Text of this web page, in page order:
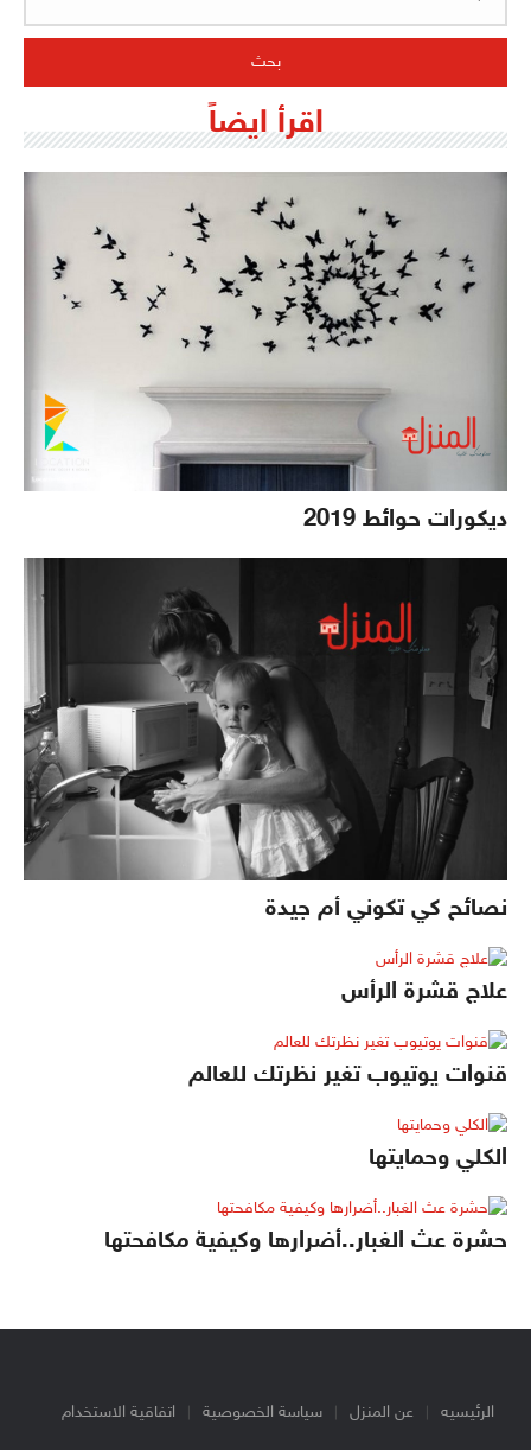
اقرأ ايضاً
ديكورات حوائط 2019
نصائح كي تكوني أم جيدة
علاج قشرة الرأس
قنوات يوتيوب تغير نظرتك للعالم
الكلي وحمايتها
حشرة عث الغبار..أضرارها وكيفية مكافحتها
الرئيسيه عن المنزل سياسة الخصوصية اتفاقية الاستخدام